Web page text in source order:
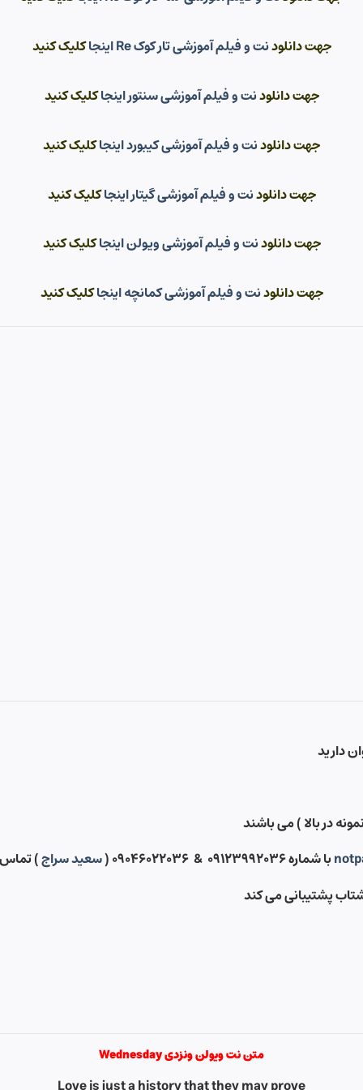
جهت دانلودنت و فیلم آموزشی تار کوک Re اینجا کلیک کنید
جهت دانلودنت و فیلم آموزشی سنتور اینجاکلیک کنید
جهت دانلودنت و فیلم آموزشی کیبورد اینجاکلیک کنید
جهت دانلودنت و فیلم آموزشی گیتار اینجاکلیک کنید
جهت دانلودنت و فیلم آموزشی ویولن اینجاکلیک کنید
جهت دانلودنت و فیلم آموزشی کمانچه اینجاکلیک کنید
در بالا ) می باشند
با شماره ۰۹۱۲۳۹۹۲۰۳۶ & ۰۹۰۴۶۰۲۲۰۳۶ ( سعید سراج)
پشتیبانی می کند
متن نت ویولن ونزدی Wednesday